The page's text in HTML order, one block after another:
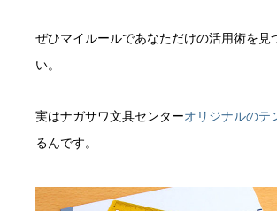
ぜひマイルールであなただけの活用術を見
い。
実はナガサワ文具センターオリジナルのテ
るんです。